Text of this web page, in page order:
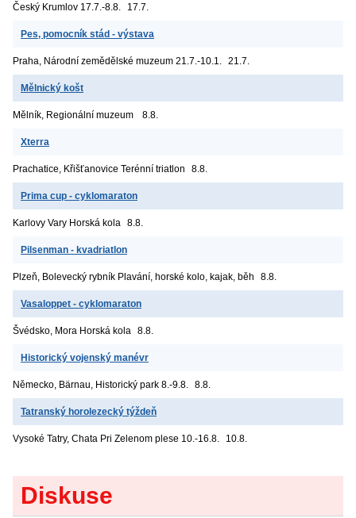
Český Krumlov 17.7.-8.8. 17.7.
Pes, pomocník stád - výstava
Praha, Národní zemědělské muzeum 21.7.-10.1. 21.7.
Mělnický košt
Mělník, Regionální muzeum 8.8.
Xterra
Prachatice, Křišťanovice Terénní triatlon 8.8.
Prima cup - cyklomaraton
Karlovy Vary Horská kola 8.8.
Pilsenman - kvadriatlon
Plzeň, Bolevecký rybník Plavání, horské kolo, kajak, běh 8.8.
Vasaloppet - cyklomaraton
Švédsko, Mora Horská kola 8.8.
Historický vojenský manévr
Německo, Bärnau, Historický park 8.-9.8. 8.8.
Tatranský horolezecký týždeň
Vysoké Tatry, Chata Pri Zelenom plese 10.-16.8. 10.8.
Diskuse